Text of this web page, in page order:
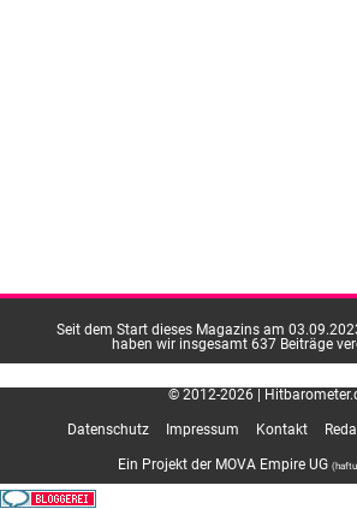
Seit dem Start dieses Magazins am
haben wir insgesamt 637 Beiträge
© 2012-2026 |
Ein Projekt der MOVA Empire UG
Datenschutz Impressum Kontakt